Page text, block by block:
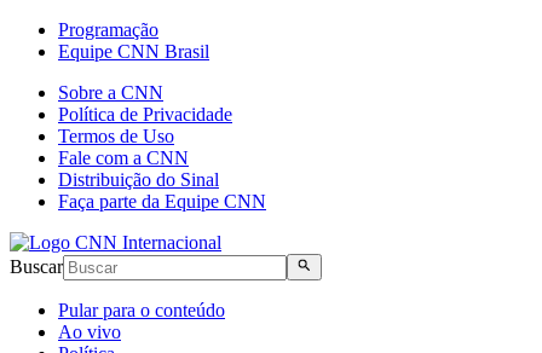
Programação
Equipe CNN Brasil
Sobre a CNN
Política de Privacidade
Termos de Uso
Fale com a CNN
Distribuição do Sinal
Faça parte da Equipe CNN
Buscar
Pular para o conteúdo
Ao vivo